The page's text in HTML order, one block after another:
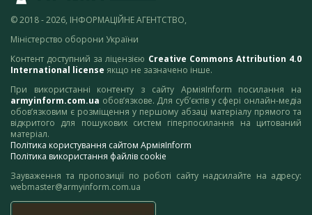
© 2018 - 2026, ІНФОРМАЦІЙНЕ АГЕНТСТВО,
Міністерство оборони України
Контент доступний за ліцензією Creative Commons Attribution 4.0
International license якщо не зазначено інше.
При використанні контенту з сайту АрміяInform посилання на
armyinform.com.ua обов’язкове. Для суб’єктів у сфері онлайн-медіа
обов’язковим є розміщення у першому абзаці матеріалу прямого та
відкритого для пошукових систем гіперпосилання на цитований
матеріал.
Політика користування сайтом АрміяInform
Політика використання файлів cookie
Зауваження та пропозиції по роботі сайту надсилайте на адресу:
webmaster@armyinform.com.ua